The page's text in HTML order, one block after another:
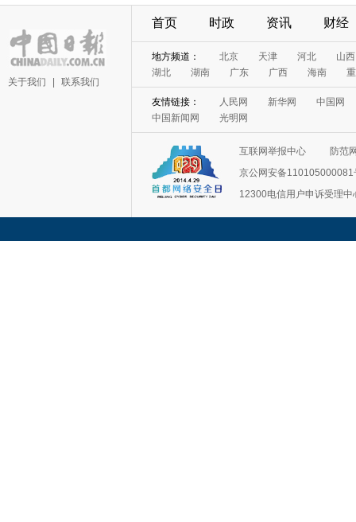
关于我们 联系我们
首页 时政 资讯 财经
地方频道： 北京 天津 河北
山西
湖北
湖南 广东 广西 海南
友情链接： 人民网 新华网
中国网
中国新闻网
光明网
互联网举报中心
防范
京公网安备110105000081
12300电信用户申诉受理中